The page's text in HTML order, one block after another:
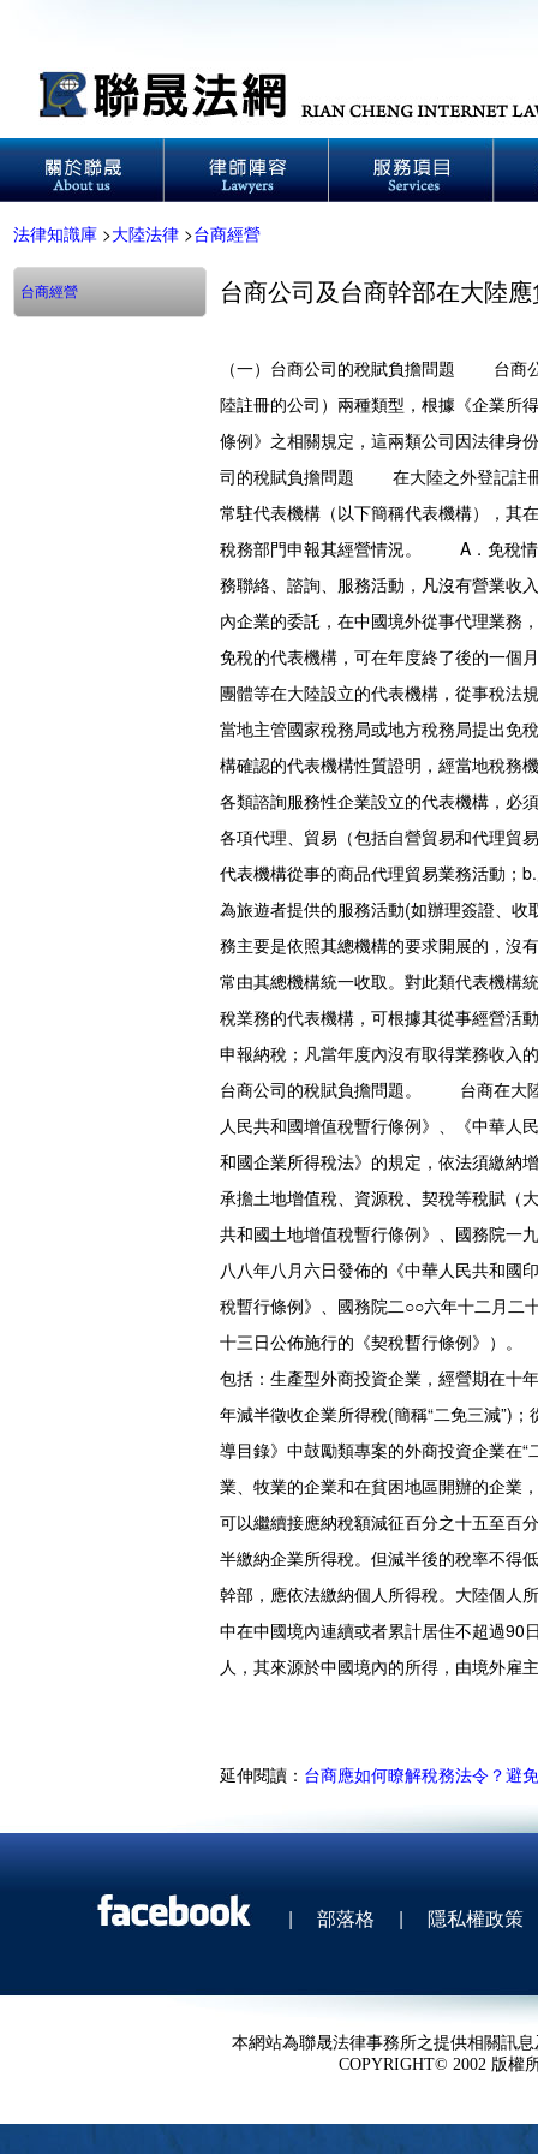
法律知識庫 >大陸法律 >台商經營
台商經營 台商公司及台商幹部在大陸
（一）台商公司的稅賦負擔問題 台商
陸註冊的公司）兩種類型，根據《企業所
條例》之相關規定，這兩類公司因法律身
司的稅賦負擔問題 在大陸之外登記註冊
常駐代表機構（以下簡稱代表機構），其
稅務部門申報其經營情況。 A．免稅情
務聯絡、諮詢、服務活動，凡沒有營業
內企業的委託，在中國境外從事代理業務
免稅的代表機構，可在年度終了後的一
團體等在大陸設立的代表機構，從事稅法
當地主管國家稅務局或地方稅務局提出免
構確認的代表機構性質證明，經當地稅
各類諮詢服務性企業設立的代表機構，
各項代理、貿易（包括自營貿易和代理貿
代表機構從事的商品代理貿易業務活動；
為旅遊者提供的服務活動(如辦理簽證、
務主要是依照其總機構的要求開展的，沒
常由其總機構統一收取。對此類代表機
稅業務的代表機構，可根據其從事經營活
申報納稅；凡當年度內沒有取得業務收入
台商公司的稅賦負擔問題。 台商在大陸
人民共和國增值稅暫行條例》、《中華人
和國企業所得稅法》的規定，依法須繳納
承擔土地增值稅、資源稅、契稅等稅賦（
共和國土地增值稅暫行條例》、國務院一
八八年八月六日發佈的《中華人民共和國
稅暫行條例》、國務院二○○六年十二月二
十三日公佈施行的《契稅暫行條例》）
包括：生產型外商投資企業，經營期在十
年減半徵收企業所得稅(簡稱“二免三減”)
導目錄》中鼓勵類專案的外商投資企業在
業、牧業的企業和在貧困地區開辦的企業
可以繼續接應納稅額減征百分之十五至百
半繳納企業所得稅。但減半後的稅率不
幹部，應依法繳納個人所得稅。大陸個
中在中國境內連續或者累計居住不超過90
人，其來源於中國境內的所得，由境外雇
延伸閱讀： 台商應如何瞭解稅務法令？避
| 部落格 | 隱私權政策
本網站為聯晟法律事務所之提供相關訊
COPYRIGHT© 2002 版權